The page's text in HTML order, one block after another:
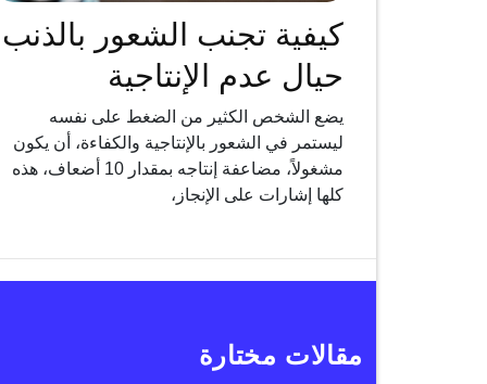
كيفية تجنب الشعور بالذنب
حيال عدم الإنتاجية
يضع الشخص الكثير من الضغط على نفسه
ليستمر في الشعور بالإنتاجية والكفاءة، أن يكون
مشغولاً، مضاعفة إنتاجه بمقدار 10 أضعاف، هذه
كلها إشارات على الإنجاز،
مقالات مختارة